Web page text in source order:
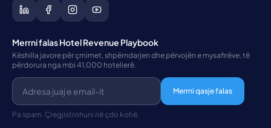
Merrni falas Hotel Revenue Playbook
Këshilla javore për çmimet, shpërndarjen dhe përvojën e mysafirëve, të
përdorura nga mbi 41,000 hotelierë.
Merrni qasje falas
Pa spam. Çregjistrohuni në çdo kohë.